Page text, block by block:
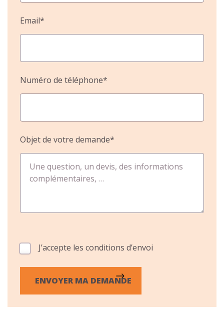
Email*
Numéro de téléphone*
Objet de votre demande*
Une question, un devis, des informations
complémentaires, …
J’accepte les conditions d’envoi